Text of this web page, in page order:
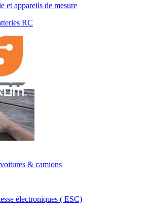
et appareils de mesure
RC
& camions
électroniques ( ESC)